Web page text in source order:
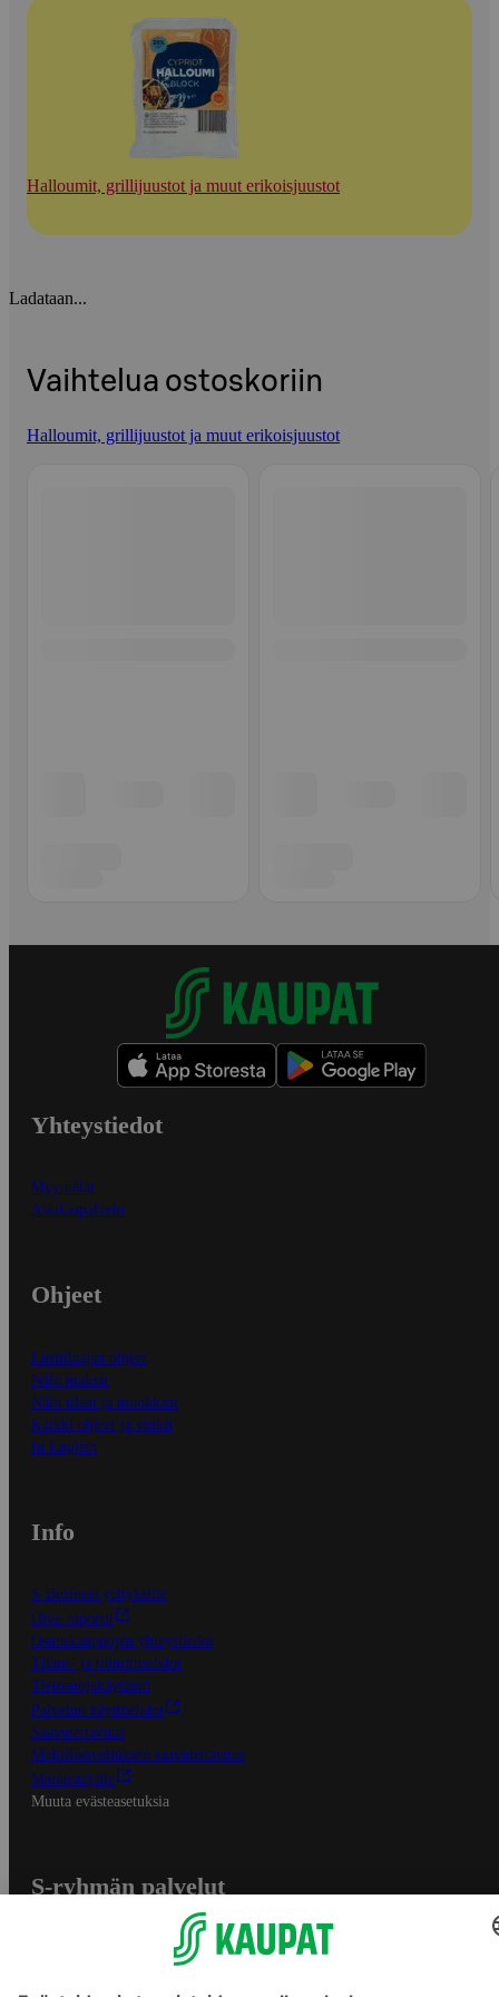
Halloumit, grillijuustot ja muut erikoisjuustot
Ladataan...
Vaihtelua ostoskoriin
Halloumit, grillijuustot ja muut erikoisjuustot
Yhteystiedot
Myymälät
Asiakaspalvelu
Ohjeet
Ensitilaajan ohjeet
Näin maksat
Näin tilaat ja muokkaat
Kaikki ohjeet ja vinkit
In English
Info
S-Business yrityksille
Oiva-raportit
Osuuskauppojen yhteystiedot
Tilaus- ja toimitusehdot
Tietosuojakäytäntö
Palvelun käyttöehdot
Saavutettavuus
Mobiilisovelluksen saavutettavuus
Mainostajalle
Muuta evästeasetuksia
S-ryhmän palvelut